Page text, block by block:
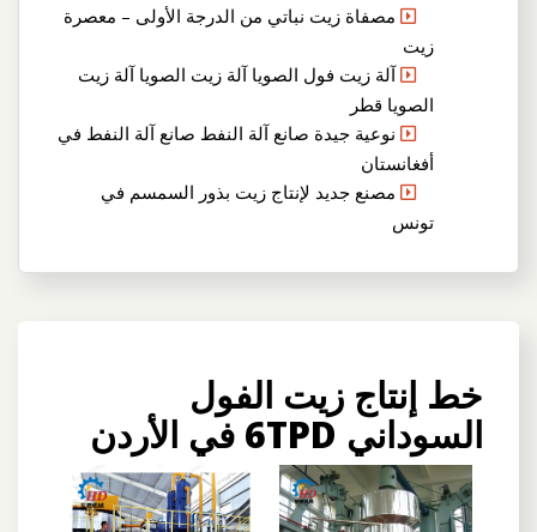
مصفاة زيت نباتي من الدرجة الأولى – معصرة
زيت
آلة زيت فول الصويا آلة زيت الصويا آلة زيت
الصويا قطر
نوعية جيدة صانع آلة النفط صانع آلة النفط في
أفغانستان
مصنع جديد لإنتاج زيت بذور السمسم في
تونس
خط إنتاج زيت الفول
السوداني 6TPD في الأردن